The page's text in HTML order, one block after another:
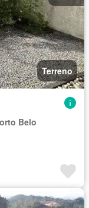
Terreno
Belo